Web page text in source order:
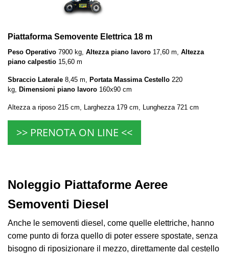
Piattaforma Semovente Elettrica 18 m
Peso Operativo 7900 kg, Altezza piano lavoro 17,60 m, Altezza
piano calpestio 15,60 m
Sbraccio Laterale 8,45 m, Portata Massima Cestello 220
kg, Dimensioni piano lavoro 160x90 cm
Altezza a riposo 215 cm, Larghezza 179 cm, Lunghezza 721 cm
>> PRENOTA ON LINE <<
Noleggio Piattaforme Aeree
Semoventi Diesel
Anche le semoventi diesel, come quelle elettriche, hanno
come punto di forza quello di poter essere spostate, senza
bisogno di riposizionare il mezzo, direttamente dal cestello